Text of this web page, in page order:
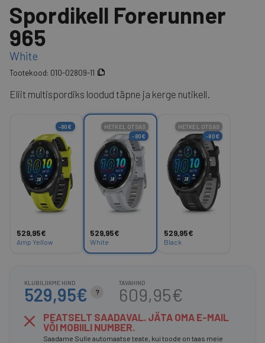
Spordikell Forerunner
965
White
Tootekood: 010-02809-11
Eliit multispordiks loodud täpne ja kerge nutikell.
-80€
529,95€
Amp Yellow
HETKEL OTSAS
-80€
529,95€
White
HETKEL OTSAS
-80€
529,95€
Black
KLUBILIIKME HIND
529,95€ ?
TAVAHIND
609,95€
PEATSELT SAADAVAL. JÄTA OMA E-MAIL
VÕI MOBIILI NUMBER.
Saadame Sulle automaatse teate, kui toode on taas meie